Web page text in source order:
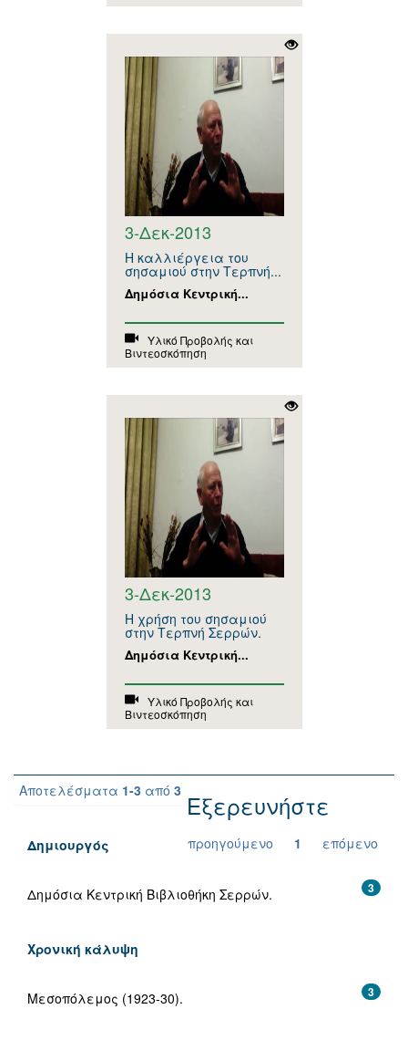
3-Δεκ-2013
Η καλλιέργεια του
σησαμιού στην Τερπνή...
Δημόσια Κεντρική...
Υλικό Προβολής και
Βιντεοσκόπηση
3-Δεκ-2013
Η χρήση του σησαμιού
στην Τερπνή Σερρών.
Δημόσια Κεντρική...
Υλικό Προβολής και
Βιντεοσκόπηση
Αποτελέσματα 1-3 από 3
προηγούμενο 1 επόμενο
Εξερευνήστε
Δημιουργός
3
Δημόσια Κεντρική Βιβλιοθήκη Σερρών.
Χρονική κάλυψη
3
Μεσοπόλεμος (1923-30).